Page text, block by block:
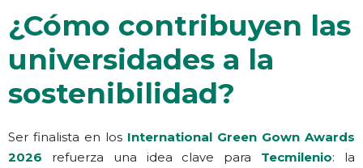
¿Cómo contribuyen las
universidades a la
sostenibilidad?
Ser finalista en los International Green Gown Awards
2026
refuerza una idea clave para Tecmilenio: la